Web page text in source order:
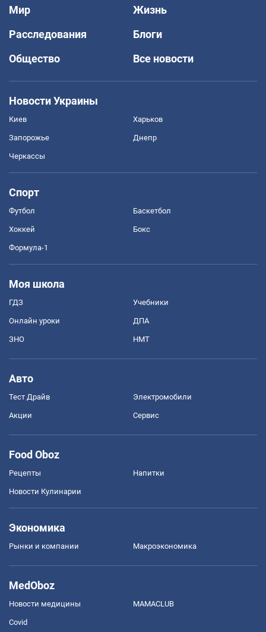
Мир
Жизнь
Расследования
Блоги
Общество
Все новости
Новости Украины
Киев Харьков
Запорожье Днепр
Черкассы
Спорт
Футбол Баскетбол
Хоккей Бокс
Формула-1
Моя школа
ГДЗ Учебники
Онлайн уроки ДПА
ЗНО НМТ
Авто
Тест Драйв Электромобили
Акции Сервис
Food Oboz
Рецепты Напитки
Новости Кулинарии
Экономика
Рынки и компании Mакроэкономика
MedOboz
Новости медицины MAMACLUB
Covid